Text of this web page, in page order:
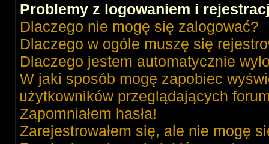
Problemy z logowaniem i
Dlaczego nie mogę się zalogować?
Dlaczego w ogóle muszę się
Dlaczego jestem automatycznie
W jaki sposób mogę zapobiec
użytkowników przeglądających
Zapomniałem hasła!
Zarejestrowałem się, ale nie mogę